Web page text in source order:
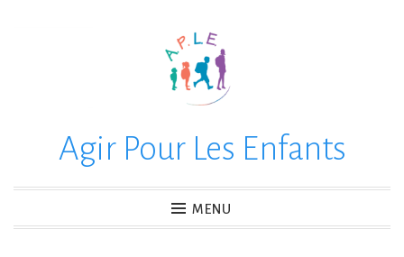
Agir Pour Les Enfants
MENU